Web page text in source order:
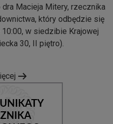
Macieja Mitery, rzecznika
który odbędzie się
w siedzibie Krajowej
30, II piętro).